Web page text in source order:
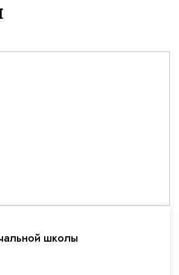
школы